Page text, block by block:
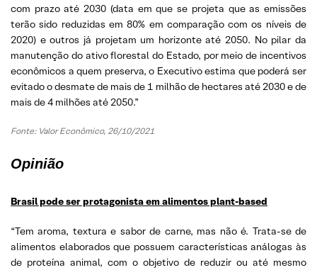
com prazo até 2030 (data em que se projeta que as emissões
terão sido reduzidas em 80% em comparação com os níveis de
2020) e outros já projetam um horizonte até 2050. No pilar da
manutenção do ativo florestal do Estado, por meio de incentivos
econômicos a quem preserva, o Executivo estima que poderá ser
evitado o desmate de mais de 1 milhão de hectares até 2030 e de
mais de 4 milhões até 2050.”
Fonte: Valor Econômico, 26/10/2021
Opinião
Brasil pode ser protagonista em alimentos plant-based
“Tem aroma, textura e sabor de carne, mas não é. Trata-se de
alimentos elaborados que possuem características análogas às
de proteína animal, com o objetivo de reduzir ou até mesmo